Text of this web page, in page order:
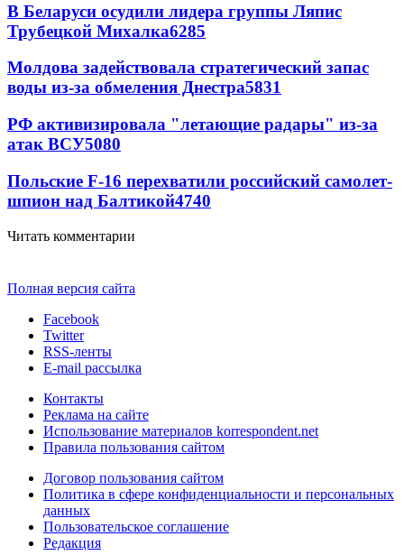
В Беларуси осудили лидера группы Ляпис
Трубецкой Михалка6285
Молдова задействовала стратегический запас
воды из-за обмеления Днестра5831
РФ активизировала "летающие радары" из-за
атак ВСУ5080
Польские F-16 перехватили российский самолет-
шпион над Балтикой4740
Читать комментарии
Полная версия сайта
Facebook
Twitter
RSS-ленты
E-mail рассылка
Контакты
Реклама на сайте
Использование материалов korrespondent.net
Правила пользования сайтом
Договор пользования сайтом
Политика в сфере конфиденциальности и персональных
данных
Пользовательское соглашение
Редакция